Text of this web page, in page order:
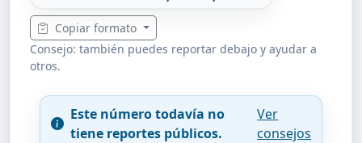
Copiar formato
Consejo: también puedes reportar debajo y ayudar a
otros.
Este número todavía no
tiene reportes públicos.
Ver
consejos